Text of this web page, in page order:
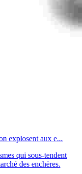
explosent aux e...
qui sous-tendent
des enchères.